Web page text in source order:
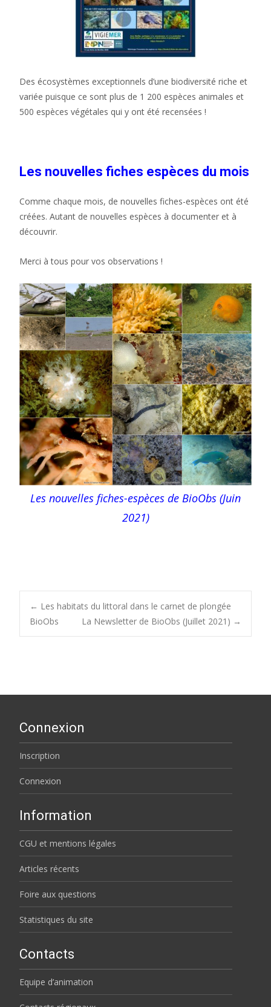
Des écosystèmes exceptionnels d’une biodiversité riche et
variée puisque ce sont plus de 1 200 espèces animales et
500 espèces végétales qui y ont été recensées !
Les nouvelles fiches espèces du mois
Comme chaque mois, de nouvelles fiches-espèces ont été
créées. Autant de nouvelles espèces à documenter et à
découvrir.
Merci à tous pour vos observations !
Les nouvelles fiches-espèces de BioObs (Juin
2021)
Post
← Les habitats du littoral dans le carnet de plongée
BioObs
La Newsletter de BioObs (Juillet 2021) →
Connexion
Inscription
Connexion
Information
CGU et mentions légales
Articles récents
Foire aux questions
Statistiques du site
Contacts
Equipe d’animation